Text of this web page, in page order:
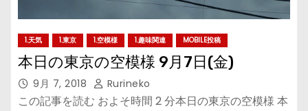
1.天気 1.東京 1.空模様 1.趣味関連 MOBILE投稿
本日の東京の空模様 9月7日(金)
9月 7, 2018 Rurineko
この記事を読む およそ時間 2 分本日の東京の空模様 本